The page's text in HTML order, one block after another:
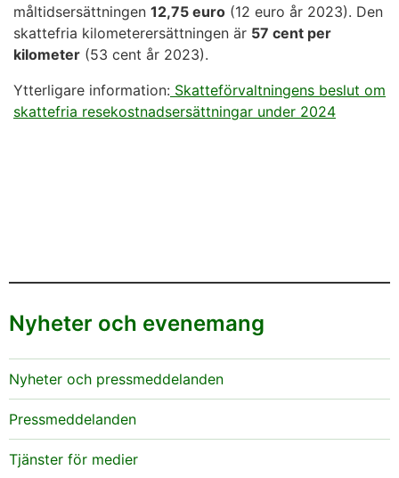
måltidsersättningen 12,75 euro (12 euro år 2023). Den
skattefria kilometerersättningen är 57 cent per
kilometer (53 cent år 2023).
Ytterligare information: Skatteförvaltningens beslut om
skattefria resekostnadsersättningar under 2024
Nyheter och evenemang
Nyheter och pressmeddelanden
Pressmeddelanden
Tjänster för medier